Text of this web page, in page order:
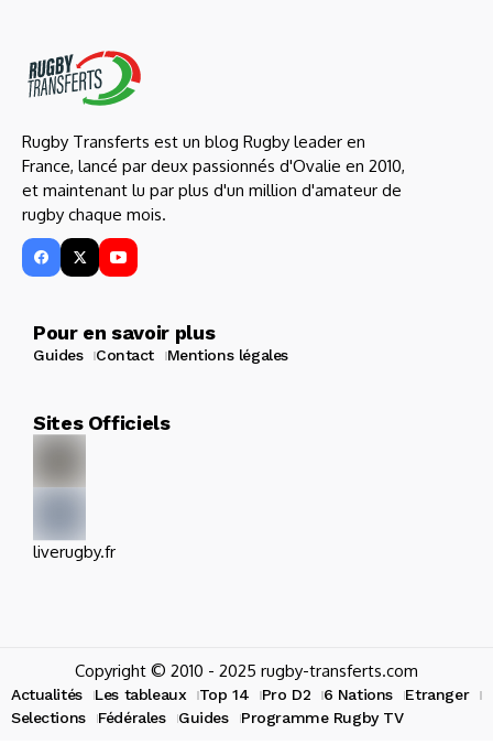
Rugby Transferts est un blog Rugby leader en
France, lancé par deux passionnés d'Ovalie en 2010,
et maintenant lu par plus d'un million d'amateur de
rugby chaque mois.
Pour en savoir plus
Guides Contact Mentions légales
Sites Officiels
liverugby.fr
Copyright © 2010 - 2025 rugby-transferts.com
Actualités Les tableaux Top 14 Pro D2 6 Nations
Etranger
Selections
Fédérales Guides Programme Rugby TV